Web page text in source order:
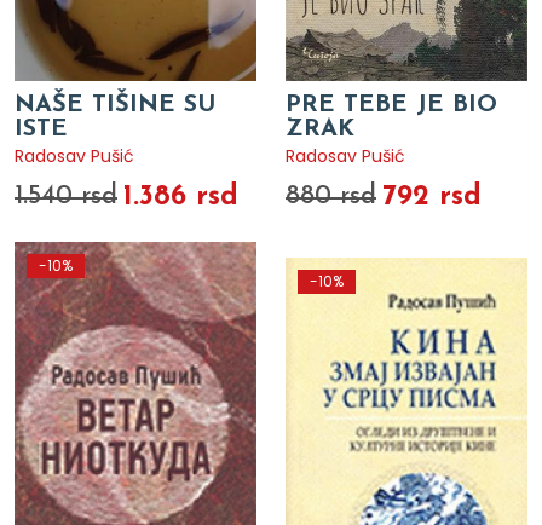
NAŠE TIŠINE SU
ISTE
Radosav Pušić
1.540 rsd 1.386 rsd
PRE TEBE JE BIO
ZRAK
Radosav Pušić
880 rsd 792 rsd
-10%
-10%